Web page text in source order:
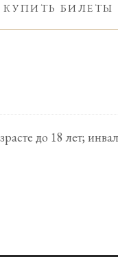
КУПИТЬ БИЛЕТЫ
до 18 лет;